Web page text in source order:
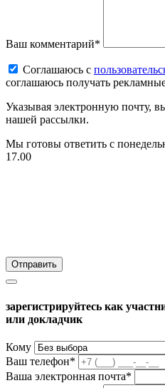
Ваш комментарий*
Соглашаюсь c
соглашаюсь получать
Указывая электронную почту,
нашей рассылки.
Мы готовы ответить с
17.00
зарегистрируйтесь как
или докладчик
Кому
Ваш телефон*
Ваша электронная почта*